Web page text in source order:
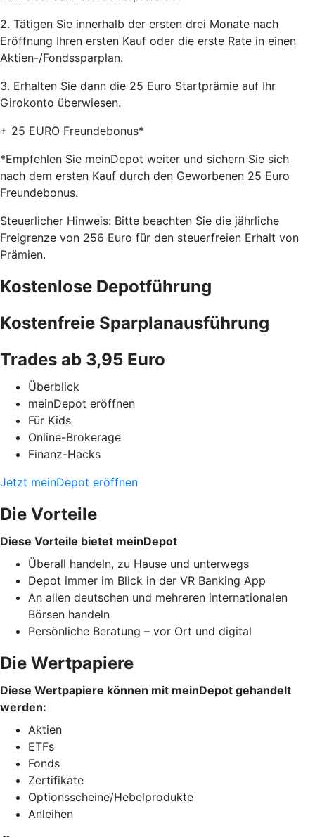
2. Tätigen Sie innerhalb der ersten drei Monate nach
Eröffnung Ihren ersten Kauf oder die erste Rate in einen
Aktien-/Fondssparplan.
3. Erhalten Sie dann die 25 Euro Startprämie auf Ihr
Girokonto überwiesen.
+ 25 EURO Freundebonus*
*Empfehlen Sie meinDepot weiter und sichern Sie sich
nach dem ersten Kauf durch den Geworbenen 25 Euro
Freundebonus.
Steuerlicher Hinweis: Bitte beachten Sie die jährliche
Freigrenze von 256 Euro für den steuerfreien Erhalt von
Prämien.
Kostenlose Depotführung
Kostenfreie Sparplanausführung
Trades ab 3,95 Euro
Überblick
meinDepot eröffnen
Für Kids
Online-Brokerage
Finanz-Hacks
Jetzt meinDepot eröffnen
Die Vorteile
Diese Vorteile bietet meinDepot
Überall handeln, zu Hause und unterwegs
Depot immer im Blick in der VR Banking App
An allen deutschen und mehreren internationalen
Börsen handeln
Persönliche Beratung – vor Ort und digital
Die Wertpapiere
Diese Wertpapiere können mit meinDepot gehandelt
werden:
Aktien
ETFs
Fonds
Zertifikate
Optionsscheine/Hebelprodukte
Anleihen